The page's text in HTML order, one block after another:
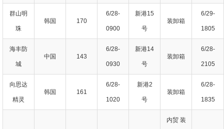
群山明
珠
韩国 170
6/28-
0900
新港15
号
装卸箱
6/29-
1805
海丰防
城
中国 143
6/28-
0930
新港14
号
装卸箱
6/28-
2105
向思达
精灵
韩国 161
6/28-
1020
新港2
号
装卸箱
6/28-
1835
内贸 装